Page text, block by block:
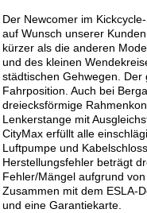
Der Newcomer im
auf Wunsch unserer
kürzer als die anderen
und des kleinen
städtischen Gehwegen.
Fahrposition. Auch bei
dreiecksförmige
Lenkerstange mit
CityMax erfüllt alle
Luftpumpe und
Herstellungsfehler beträgt
Fehler/Mängel aufgrund
Zusammen mit dem ESLA-
und eine Garantiekarte.